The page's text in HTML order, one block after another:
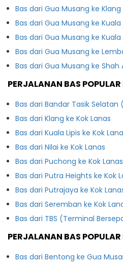
Bas dari Gua Musang ke Klang
Bas dari Gua Musang ke Kuala
Bas dari Gua Musang ke
Bas dari Gua Musang ke
Bas dari Gua Musang ke Shah
PERJALANAN BAS
Bas dari Bandar Tasik Selatan
Bas dari Klang ke Kok Lanas
Bas dari Kuala Lipis ke Kok
Bas dari Nilai ke Kok Lanas
Bas dari Puchong ke Kok Lanas
Bas dari Putra Heights ke Kok
Bas dari Putrajaya ke Kok
Bas dari Seremban ke Kok
Bas dari TBS (Terminal
PERJALANAN BAS
Bas dari Bentong ke Gua